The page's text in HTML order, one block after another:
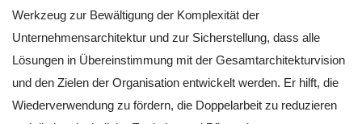
Werkzeug zur Bewältigung der Komplexität der
Unternehmensarchitektur und zur Sicherstellung, dass alle
Lösungen in Übereinstimmung mit der Gesamtarchitekturvision
und den Zielen der Organisation entwickelt werden. Er hilft, die
Wiederverwendung zu fördern, die Doppelarbeit zu reduzieren